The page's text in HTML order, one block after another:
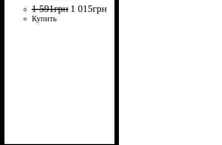
1 591грн 1 015грн
Купить